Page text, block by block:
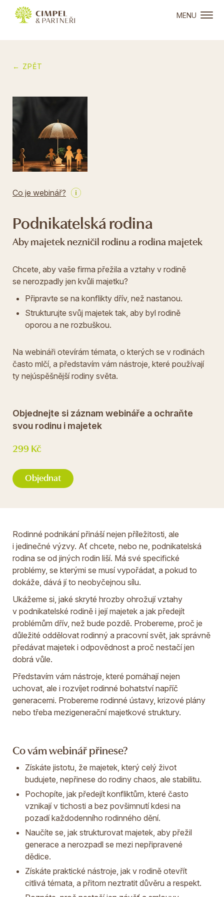
MENU
← ZPĚT
Co je webinář?
Podnikatelská rodina
Aby majetek nezničil rodinu a rodina majetek
Chcete, aby vaše firma přežila a vztahy v rodině
se nerozpadly jen kvůli majetku?
Připravte se na konflikty dřív, než nastanou.
Strukturujte svůj majetek tak, aby byl rodině
oporou a ne rozbuškou.
Na webináři otevírám témata, o kterých se v rodinách
často mlčí, a představím vám nástroje, které používají
ty nejúspěšnější rodiny světa.
Objednejte si záznam webináře a ochraňte
svou rodinu i majetek
299 Kč
Objednat
Rodinné podnikání přináší nejen příležitosti, ale
i jedinečné výzvy. Ať chcete, nebo ne, podnikatelská
rodina se od jiných rodin liší. Má své specifické
problémy, se kterými se musí vypořádat, a pokud to
dokáže, dává jí to neobyčejnou sílu.
Ukážeme si, jaké skryté hrozby ohrožují vztahy
v podnikatelské rodině i její majetek a jak předejít
problémům dřív, než bude pozdě. Probereme, proč je
důležité oddělovat rodinný a pracovní svět, jak správně
předávat majetek i odpovědnost a proč nestačí jen
dobrá vůle.
Představím vám nástroje, které pomáhají nejen
uchovat, ale i rozvíjet rodinné bohatství napříč
generacemi. Probereme rodinné ústavy, krizové plány
nebo třeba mezigenerační majetkové struktury.
Co vám webinář přinese?
Získáte jistotu, že majetek, který celý život
budujete, nepřinese do rodiny chaos, ale stabilitu.
Pochopíte, jak předejít konfliktům, které často
vznikají v tichosti a bez povšimnutí kdesi na
pozadí každodenního rodinného dění.
Naučíte se, jak strukturovat majetek, aby přežil
generace a nerozpadl se mezi nepřipravené
dědice.
Získáte praktické nástroje, jak v rodině otevřít
citlivá témata, a přitom neztratit důvěru a respekt.